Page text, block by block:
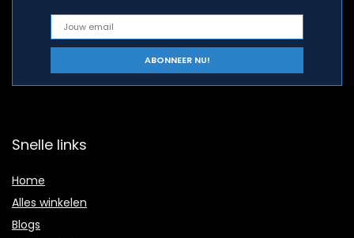
Snelle links
Home
Alles winkelen
Blogs